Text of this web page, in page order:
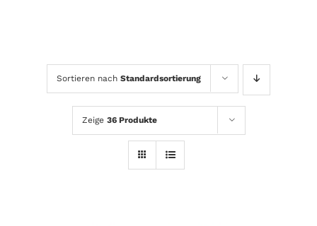
Sortieren nach Standardsortierung
Zeige 36 Produkte